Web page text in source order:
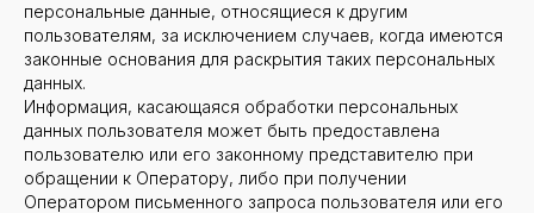
персональные данные, относящиеся к другим
пользователям, за исключением случаев, когда имеются
законные основания для раскрытия таких персональных
данных.
Информация, касающаяся обработки персональных
данных пользователя может быть предоставлена
пользователю или его законному представителю при
обращении к Оператору, либо при получении
Оператором письменного запроса пользователя или его